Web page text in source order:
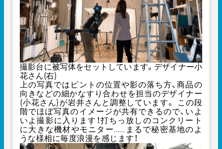
撮影台に被写体をセットしています。デザイナー小
花さん(右)
上の写真ではピントの位置や影の落ち方、商品の
向きなどの細かなすり合わせを担当のデザイナー
(小花さん)が岩井さんと調整しています。 この段
階でほぼ写真のイメージが共有できるので、いよ
いよ撮影に入ります！打ちっ放しのコンクリート
に大きな機材やモニター…… まるで秘密基地のよ
うな様相に毎度浪漫を感じます！